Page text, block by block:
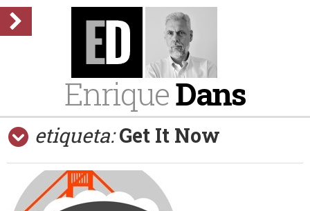
EnriqueDans
etiqueta: Get It Now